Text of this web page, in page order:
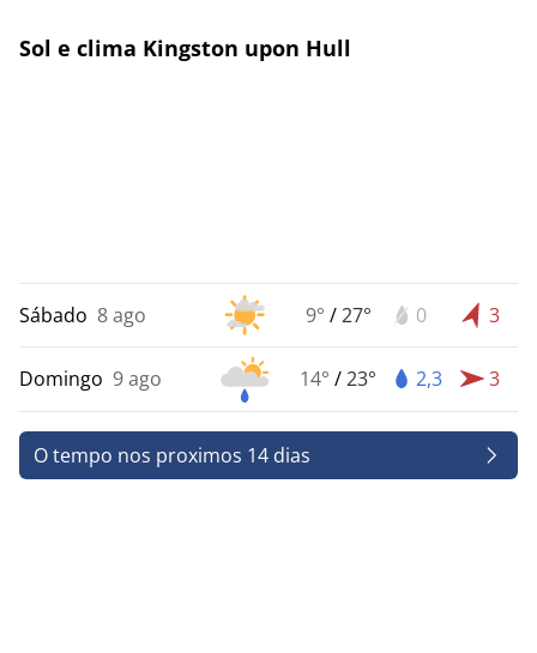
Sol e clima Kingston upon Hull
Sábado 8 ago 9° /27° 0 3
Domingo 9 ago 14° /23° 2,3 3
O tempo nos proximos 14 dias